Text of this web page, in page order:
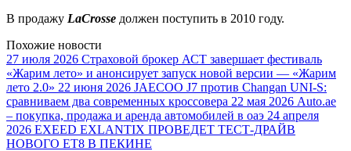
В продажу LaCrosse должен поступить в 2010 году.
Похожие новости
27 июля 2026 Страховой брокер АСТ завершает фестиваль
«Жарим лето» и анонсирует запуск новой версии — «Жарим
лето 2.0» 22 июня 2026 JAECOO J7 против Changan UNI-S:
сравниваем два современных кроссовера 22 мая 2026 Auto.ae
– покупка, продажа и аренда автомобилей в оаэ 24 апреля
2026 EXEED EXLANTIX ПРОВЕДЕТ ТЕСТ-ДРАЙВ
НОВОГО ET8 В ПЕКИНЕ